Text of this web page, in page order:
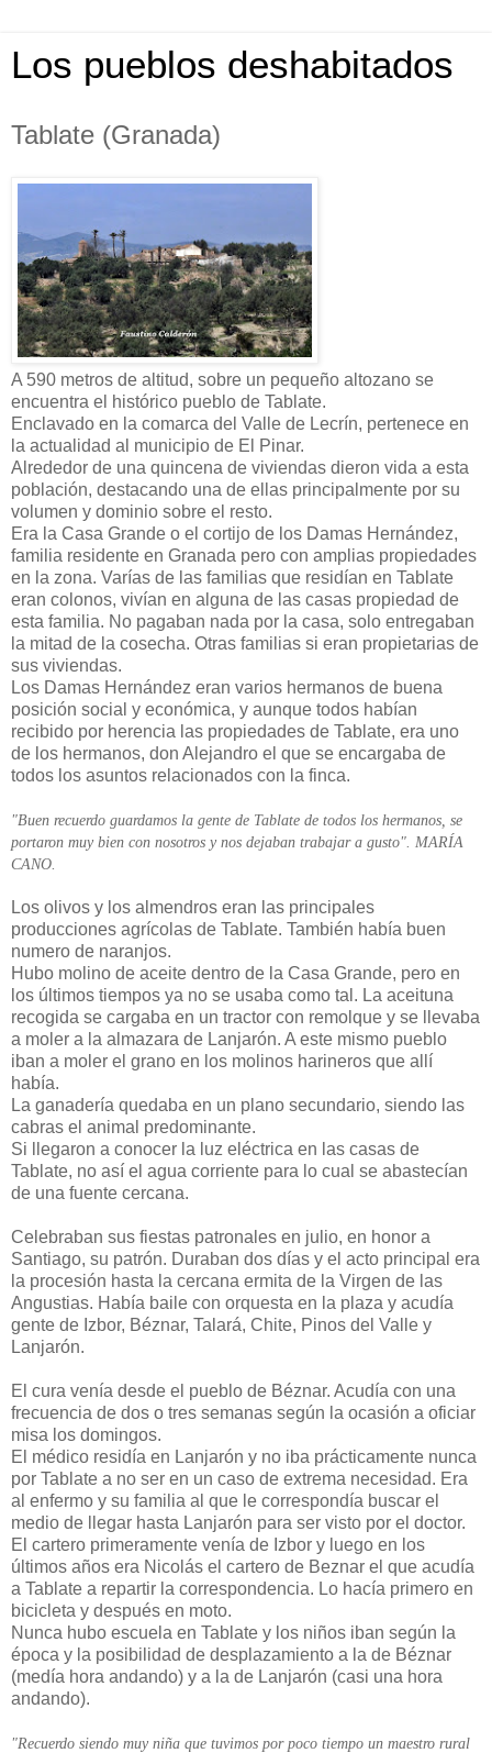
Los pueblos deshabitados
Tablate (Granada)
A 590 metros de altitud, sobre un pequeño altozano se
encuentra el histórico pueblo de Tablate.
Enclavado en la comarca del Valle de Lecrín, pertenece en
la actualidad al municipio de El Pinar.
Alrededor de una quincena de viviendas dieron vida a esta
población, destacando una de ellas principalmente por su
volumen y dominio sobre el resto.
Era la Casa Grande o el cortijo de los Damas Hernández,
familia residente en Granada pero con amplias propiedades
en la zona. Varías de las familias que residían en Tablate
eran colonos, vivían en alguna de las casas propiedad de
esta familia. No pagaban nada por la casa, solo entregaban
la mitad de la cosecha. Otras familias si eran propietarias de
sus viviendas.
Los Damas Hernández eran varios hermanos de buena
posición social y económica, y aunque todos habían
recibido por herencia las propiedades de Tablate, era uno
de los hermanos, don Alejandro el que se encargaba de
todos los asuntos relacionados con la finca.
"Buen recuerdo guardamos la gente de Tablate de todos los hermanos, se
portaron muy bien con nosotros y nos dejaban trabajar a gusto". MARÍA
CANO.
Los olivos y los almendros eran las principales
producciones agrícolas de Tablate. También había buen
numero de naranjos.
Hubo molino de aceite dentro de la Casa Grande, pero en
los últimos tiempos ya no se usaba como tal. La aceituna
recogida se cargaba en un tractor con remolque y se llevaba
a moler a la almazara de Lanjarón. A este mismo pueblo
iban a moler el grano en los molinos harineros que allí
había.
La ganadería quedaba en un plano secundario, siendo las
cabras el animal predominante.
Si llegaron a conocer la luz eléctrica en las casas de
Tablate, no así el agua corriente para lo cual se abastecían
de una fuente cercana.
Celebraban sus fiestas patronales en julio, en honor a
Santiago, su patrón. Duraban dos días y el acto principal era
la procesión hasta la cercana ermita de la Virgen de las
Angustias. Había baile con orquesta en la plaza y acudía
gente de Izbor, Béznar, Talará, Chite, Pinos del Valle y
Lanjarón.
El cura venía desde el pueblo de Béznar. Acudía con una
frecuencia de dos o tres semanas según la ocasión a oficiar
misa los domingos.
El médico residía en Lanjarón y no iba prácticamente nunca
por Tablate a no ser en un caso de extrema necesidad. Era
al enfermo y su familia al que le correspondía buscar el
medio de llegar hasta Lanjarón para ser visto por el doctor.
El cartero primeramente venía de Izbor y luego en los
últimos años era Nicolás el cartero de Beznar el que acudía
a Tablate a repartir la correspondencia. Lo hacía primero en
bicicleta y después en moto.
Nunca hubo escuela en Tablate y los niños iban según la
época y la posibilidad de desplazamiento a la de Béznar
(medía hora andando) y a la de Lanjarón (casi una hora
andando).
"Recuerdo siendo muy niña que tuvimos por poco tiempo un maestro rural